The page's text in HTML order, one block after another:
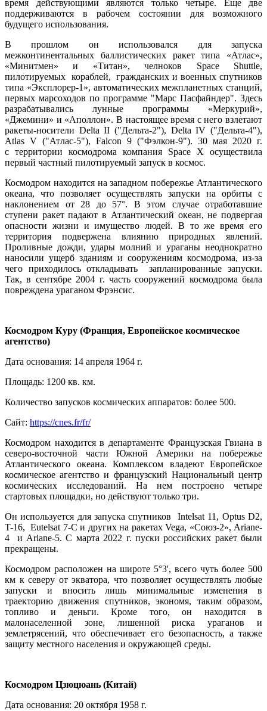
время действующими являются только четыре. Еще две
поддерживаются в рабочем состоянии для возможного
будущего использования.
В прошлом он использовался для запуска
межконтинентальных баллистических ракет типа «Атлас»,
«Минитмен» и «Титан», челноков Space Shuttle,
пилотируемых кораблей, гражданских и военных спутников
типа «Эксплорер-1», автоматических межпланетных станций,
первых марсоходов по программе "Марс Пасфайндер". Здесь
разрабатывались лунные программы «Меркурий»,
«Джемини» и «Аполлон». В настоящее время c него взлетают
ракеты-носители Delta II ("Дельта-2"), Delta IV ("Дельта-4"),
Atlas V ("Атлас-5"), Falcon 9 ("Фэлкон-9"). 30 мая 2020 г.
с территории космодрома компания Space X осуществила
первый частный пилотируемый запуск в космос.
Космодром находится на западном побережье Атлантического
океана, что позволяет осуществлять запуски на орбиты с
наклонением от 28 до 57°. В этом случае отработавшие
ступени ракет падают в Атлантический океан, не подвергая
опасности жизни и имущество людей. В то же время его
территория подвержена влиянию природных явлений.
Проливные дожди, удары молний и ураганы неоднократно
наносили ущерб зданиям и сооружениям космодрома, из-за
чего приходилось откладывать запланированные запуски.
Так, в сентябре 2004 г. часть сооружений космодрома была
повреждена ураганом Фрэнсис.
Космодром Куру (Франция, Европейское космическое
агентство)
Дата основания: 14 апреля 1964 г.
Площадь: 1200 кв. км.
Количество запусков космических аппаратов: более 500.
Сайт: https://cnes.fr/fr/
Космодром находится в департаменте Французская Гвиана в
северо-восточной части Южной Америки на побережье
Атлантического океана. Комплексом владеют Европейское
космическое агентство и французский Национальный центр
космических исследований. На нем построено четыре
стартовых площадки, но действуют только три.
Он используется для запуска спутников Intelsat 11, Optus D2,
T-16, Eutelsat 7-C и других на ракетах Vega, «Союз-2», Ariane-
4 и Ariane-5. С марта 2022 г. пуски российских ракет были
прекращены.
Космодром расположен на широте 5°3', всего чуть более 500
км к северу от экватора, что позволяет осуществлять любые
запуски и вносить лишь минимальные изменения в
траекторию движения спутников, экономя, таким образом,
топливо и деньги. Кроме того, он находится в
малонаселенной зоне, лишенной риска ураганов и
землетрясений, что обеспечивает его безопасность, а также
защиту местного населения и окружающей среды.
Космодром Цзюцюань (Китай)
Дата основания: 20 октября 1958 г.